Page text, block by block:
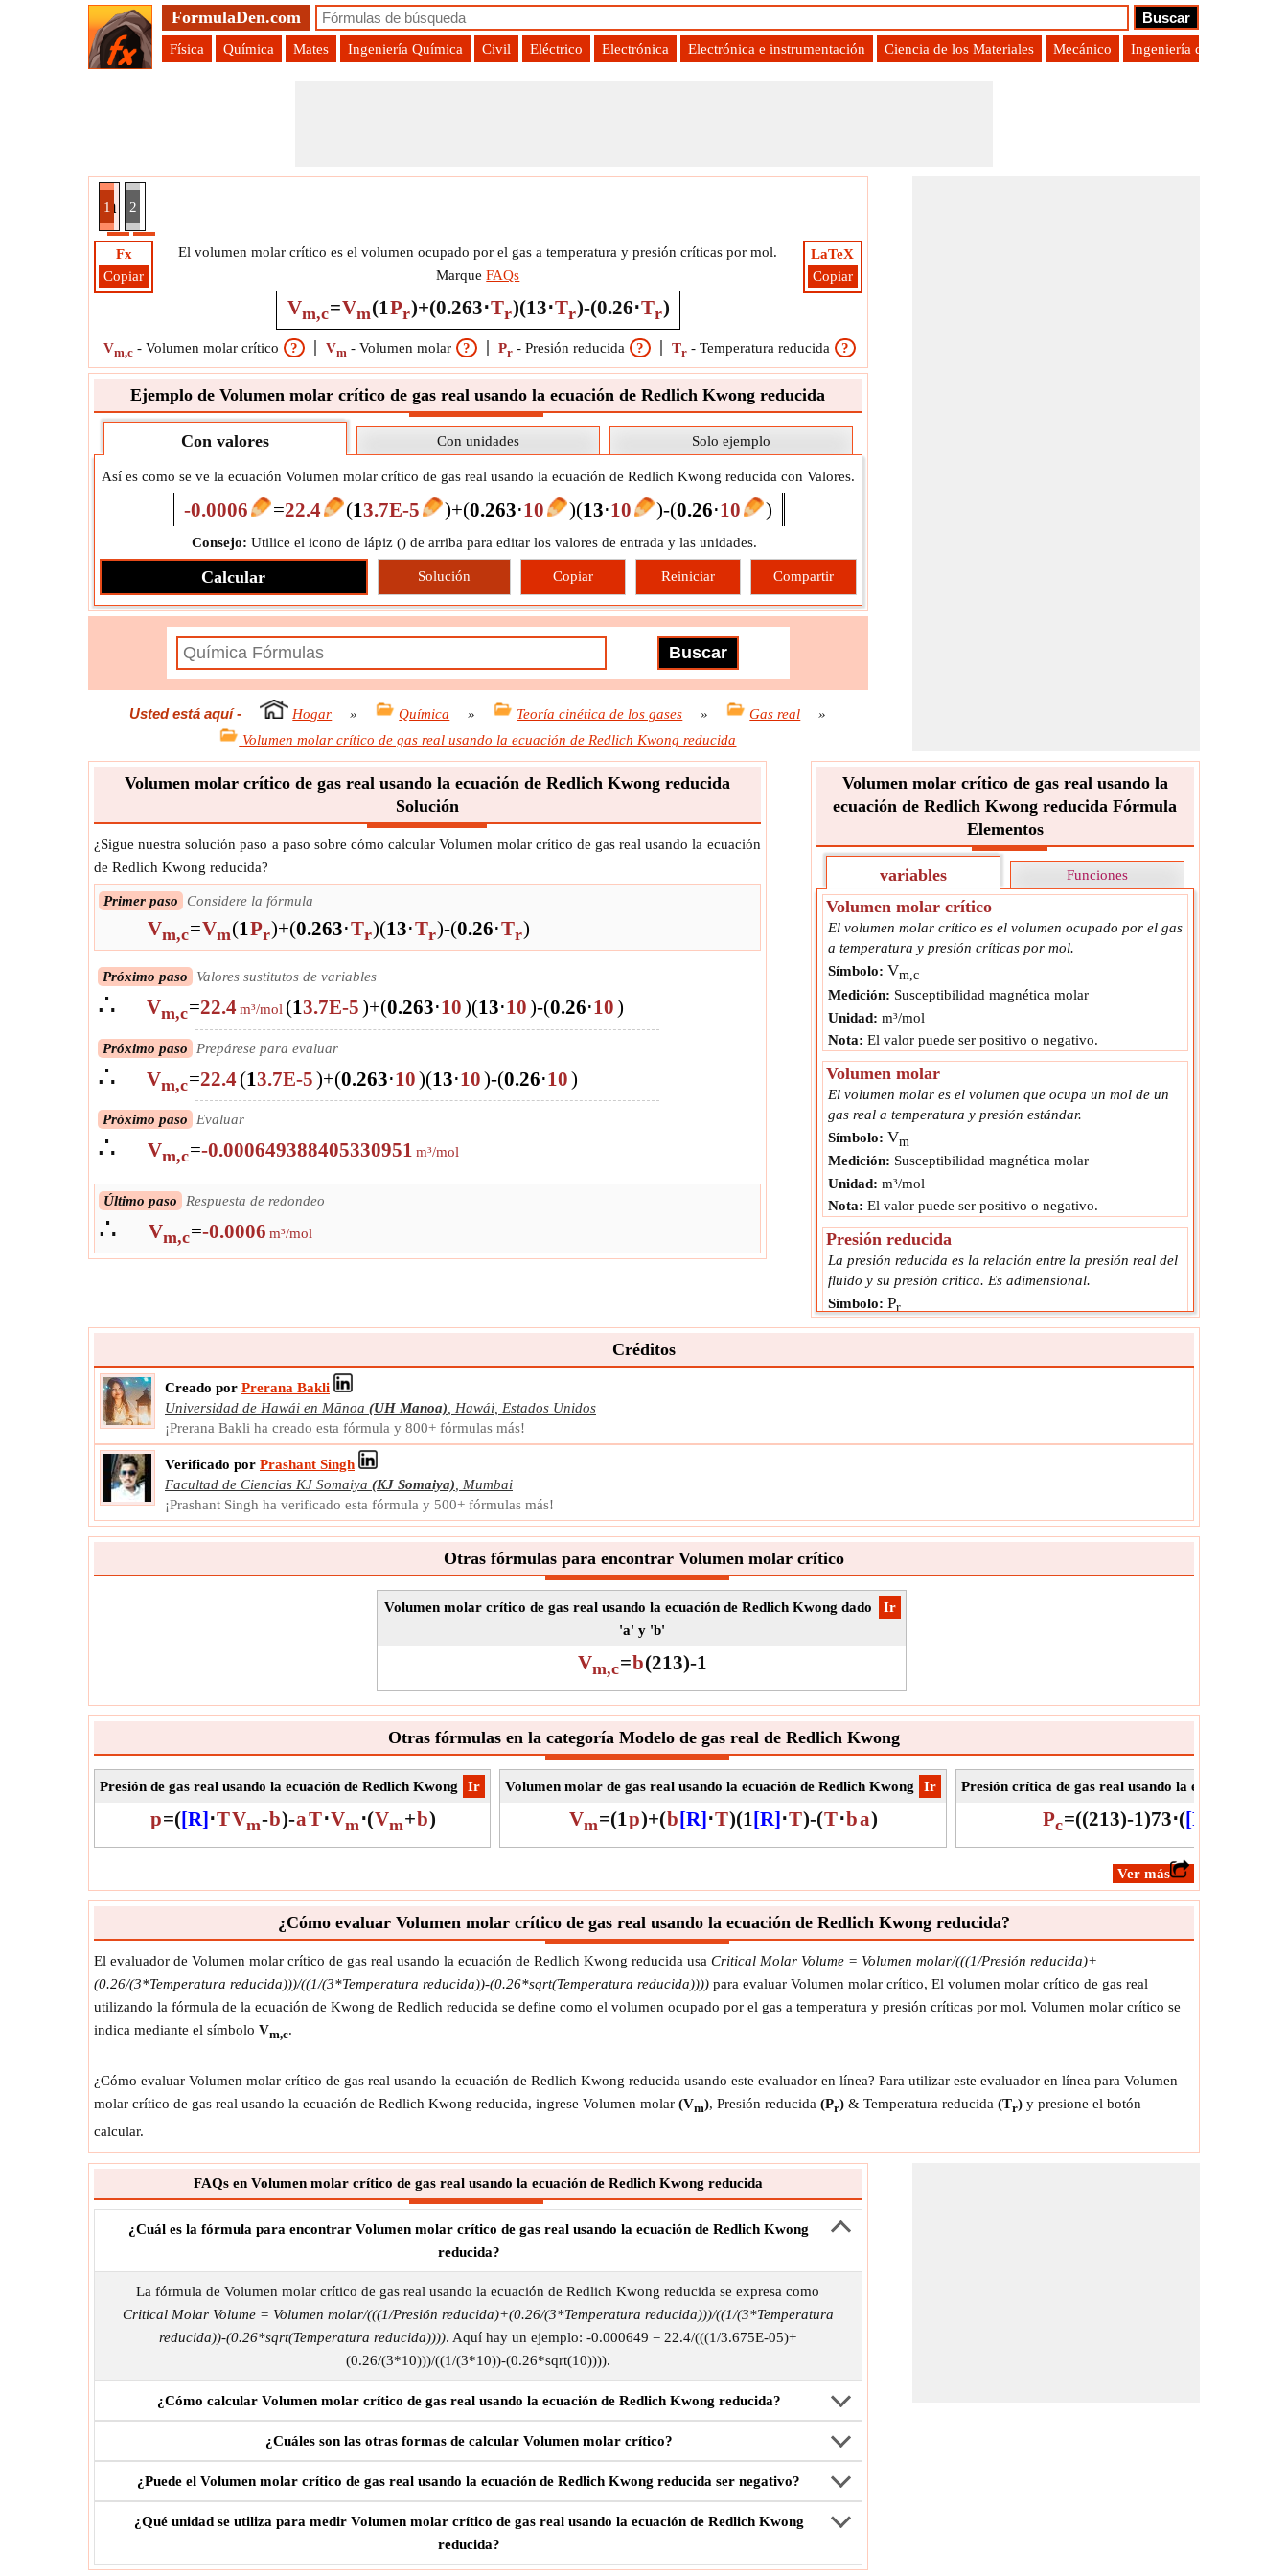
FormulaDen.com
Física Química Mates Ingeniería Química Civil Eléctrico Electrónica Electrónica e instrumentación Ciencia de los Materiales Mecánico Ingeniería de Producción
1
usando la ecuación de Redlich Kwong reducida Fórmula
2
Fx
Copiar
LaTeX
Copiar
El volumen molar crítico es el volumen ocupado por el gas a temperatura y presión críticas por mol.
MarqueFAQs
Vm,c=Vm(1Pr)+(0.263⋅Tr)(13⋅Tr)-(0.26⋅Tr)
Vm,c - Volumen molar crítico ? Vm - Volumen molar ? Pr - Presión reducida ? Tr - Temperatura reducida ?
Ejemplo de Volumen molar crítico de gas real usando la ecuación de Redlich Kwong reducida
Con valores Con unidades Solo ejemplo
Así es como se ve la ecuación Volumen molar crítico de gas real usando la ecuación de Redlich Kwong reducida con Valores.
-0.0006 =22.4 (13.7E-5 )+(0.263⋅10 )(13⋅10 )-(0.26⋅10 )
Consejo: Utilice el icono de lápiz () de arriba para editar los valores de entrada y las unidades.
Calcular Solución Copiar Reiniciar Compartir
Usted está aquí- Hogar » Química » Teoría cinética de los gases » Gas real
»
Volumen molar crítico de gas real usando la ecuación de Redlich Kwong reducida
Volumen molar crítico de gas real usando la ecuación de Redlich Kwong reducida
Solución
¿Sigue nuestra solución paso a paso sobre cómo calcular Volumen molar crítico de gas real usando la ecuación
de Redlich Kwong reducida?
Primer paso Considere la fórmula
Vm,c=Vm(1Pr)+(0.263⋅Tr)(13⋅Tr)-(0.26⋅Tr)
Próximo paso Valores sustitutos de variables
∴ Vm,c=22.4m³/mol (13.7E-5)+(0.263⋅10)(13⋅10)-(0.26⋅10)
Próximo paso Prepárese para evaluar
∴ Vm,c=22.4(13.7E-5)+(0.263⋅10)(13⋅10)-(0.26⋅10)
Próximo paso Evaluar
∴ Vm,c=-0.000649388405330951 m³/mol
Último paso Respuesta de redondeo
∴ Vm,c=-0.0006 m³/mol
Volumen molar crítico de gas real usando la
ecuación de Redlich Kwong reducida Fórmula
Elementos
variables Funciones
Volumen molar crítico
El volumen molar crítico es el volumen ocupado por el gas
a temperatura y presión críticas por mol.
Símbolo: Vm,c
Medición: Susceptibilidad magnética molar
Unidad: m³/mol
Nota: El valor puede ser positivo o negativo.
Volumen molar
El volumen molar es el volumen que ocupa un mol de un
gas real a temperatura y presión estándar.
Símbolo: Vm
Medición: Susceptibilidad magnética molar
Unidad: m³/mol
Nota: El valor puede ser positivo o negativo.
Presión reducida
La presión reducida es la relación entre la presión real del
fluido y su presión crítica. Es adimensional.
Símbolo: Pr
Medición:NA
Nota:El valor debe estar entre 0 y 1.
temperatura real del fluido y su temperatura crítica. Es
Unidad:Unitless
Nota:
Créditos
Creado por Prerana Bakli
Universidad de Hawái en Mānoa (UH Manoa)
Hawái, Estados Unidos
¡Prerana Bakli ha creado esta fórmula y 800+ fórmulas más!
Verificado por Prashant Singh
Facultad de Ciencias KJ Somaiya (KJ Somaiya)
Mumbai
¡Prashant Singh ha verificado esta fórmula y 500+ fórmulas más!
Otras fórmulas para encontrar Volumen molar crítico
​Ir
Volumen molar crítico de gas real usando la ecuación de Redlich Kwong dado
'a' y 'b'
Vm,c=b(213)-1
Otras fórmulas en la categoría Modelo de gas real de Redlich Kwong
​Ir
Presión de gas real usando la ecuación de Redlich Kwong
p=([R]⋅TVm-b)-aT⋅Vm⋅(Vm+b)
​Ir
Volumen molar de gas real usando la ecuación de Redlich Kwong
Vm=(1p)+(b[R]⋅T)(1[R]⋅T)-(T⋅ba)
Presión crítica de gas real usando la ecuación de
Pc=((213)-1)73⋅([R]
​Ver más
¿Cómo evaluar Volumen molar crítico de gas real usando la ecuación de Redlich Kwong reducida?
El evaluador de Volumen molar crítico de gas real usando la ecuación de Redlich Kwong reducida usa Critical Molar Volume = Volumen molar/(((1/Presión reducida)+
(0.26/(3*Temperatura reducida)))/((1/(3*Temperatura reducida))-(0.26*sqrt(Temperatura reducida)))) para evaluar Volumen molar crítico, El volumen molar crítico de gas real
utilizando la fórmula de la ecuación de Kwong de Redlich reducida se define como el volumen ocupado por el gas a temperatura y presión críticas por mol. Volumen molar crítico se
indica mediante el símbolo Vm,c.
¿Cómo evaluar Volumen molar crítico de gas real usando la ecuación de Redlich Kwong reducida usando este evaluador en línea? Para utilizar este evaluador en línea para Volumen
molar crítico de gas real usando la ecuación de Redlich Kwong reducida, ingrese Volumen molar (Vm), Presión reducida (Pr) & Temperatura reducida (Tr) y presione el botón
calcular.
FAQs en Volumen molar crítico de gas real usando la ecuación de Redlich Kwong reducida
¿Cuál es la fórmula para encontrar Volumen molar crítico de gas real usando la ecuación de Redlich Kwong
reducida?
La fórmula de Volumen molar crítico de gas real usando la ecuación de Redlich Kwong reducida se expresa como
Critical Molar Volume = Volumen molar/(((1/Presión reducida)+(0.26/(3*Temperatura reducida)))/((1/(3*Temperatura
reducida))-(0.26*sqrt(Temperatura reducida)))). Aquí hay un ejemplo: -0.000649 = 22.4/(((1/3.675E-05)+
(0.26/(3*10)))/((1/(3*10))-(0.26*sqrt(10)))).
¿Cómo calcular Volumen molar crítico de gas real usando la ecuación de Redlich Kwong reducida?
¿Cuáles son las otras formas de calcular Volumen molar crítico?
¿Puede el Volumen molar crítico de gas real usando la ecuación de Redlich Kwong reducida ser negativo?
¿Qué unidad se utiliza para medir Volumen molar crítico de gas real usando la ecuación de Redlich Kwong
reducida?